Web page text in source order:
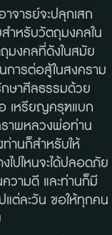
รย์จะปลุกเสก
ำหรับวัตถุมงคลใน
มงคลที่ดังในสมัย
การต่อสู้ในสงคราม
กษาศีลธรรมด้วย
เหรียญครุฑแบก
ราพหลวงพ่อท่าน
านก็สำหรับให้
ไปไหนจะได้ปลอดภัย
วามดี และท่านก็มี
ต่ละวัน ขอให้ทุกคน